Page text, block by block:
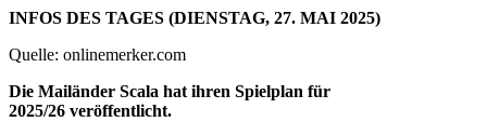
INFOS DES TAGES (DIENSTAG, 27. MAI 2025)
Quelle: onlinemerker.com
Die Mailänder Scala hat ihren Spielplan für
2025/26 veröffentlicht.